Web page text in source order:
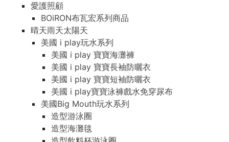
愛護照顧
BOiRON布瓦宏系列商品
晴天雨天太陽天
美國 i play玩水系列
美國 i play 寶寶海灘褲
美國 i play 寶寶長袖防曬衣
美國 i play 寶寶短袖防曬衣
美國 i play寶寶泳褲戲水免穿尿布
美國Big Mouth玩水系列
造型游泳圈
造型海灘毯